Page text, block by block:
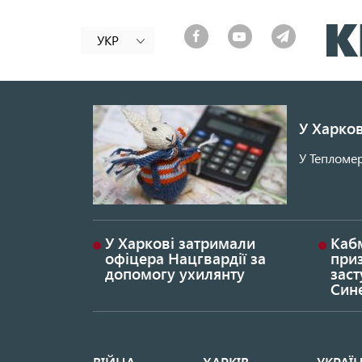
УКР
У
У
У Харкові затримали
офіцера Нацгвардії за
допомогу ухилянту